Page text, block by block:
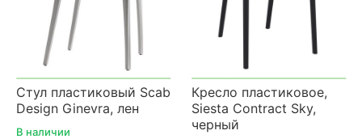
Стул пластиковый Scab
Design Ginevra, лен
В наличии
Кресло пластиковое,
Siesta Contract Sky,
черный